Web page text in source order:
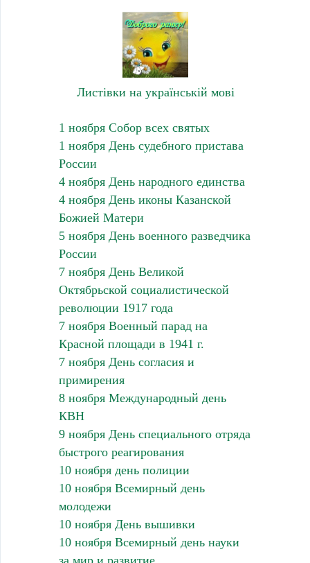
Листівки на українській мові
1 ноября Собор всех святых
1 ноября День судебного пристава
России
4 ноября День народного единства
4 ноября День иконы Казанской
Божией Матери
5 ноября День военного разведчика
России
7 ноября День Великой
Октябрьской социалистической
революции 1917 года
7 ноября Военный парад на
Красной площади в 1941 г.
7 ноября День согласия и
примирения
8 ноября Международный день
КВН
9 ноября День специального отряда
быстрого реагирования
10 ноября день полиции
10 ноября Всемирный день
молодежи
10 ноября День вышивки
10 ноября Всемирный день науки
за мир и развитие